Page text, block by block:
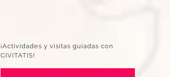
¡Actividades y visitas guiadas con
CIVITATIS!